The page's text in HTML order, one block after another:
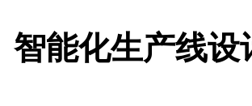
智能化生产线设